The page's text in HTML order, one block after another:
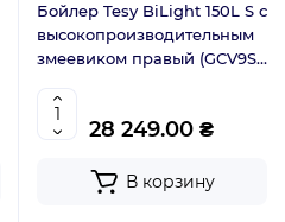
Бойлер Tesy BiLight 150L S с
высокопроизводительным
змеевиком правый (GCV9SL
28 249.00 ₴
В корзину